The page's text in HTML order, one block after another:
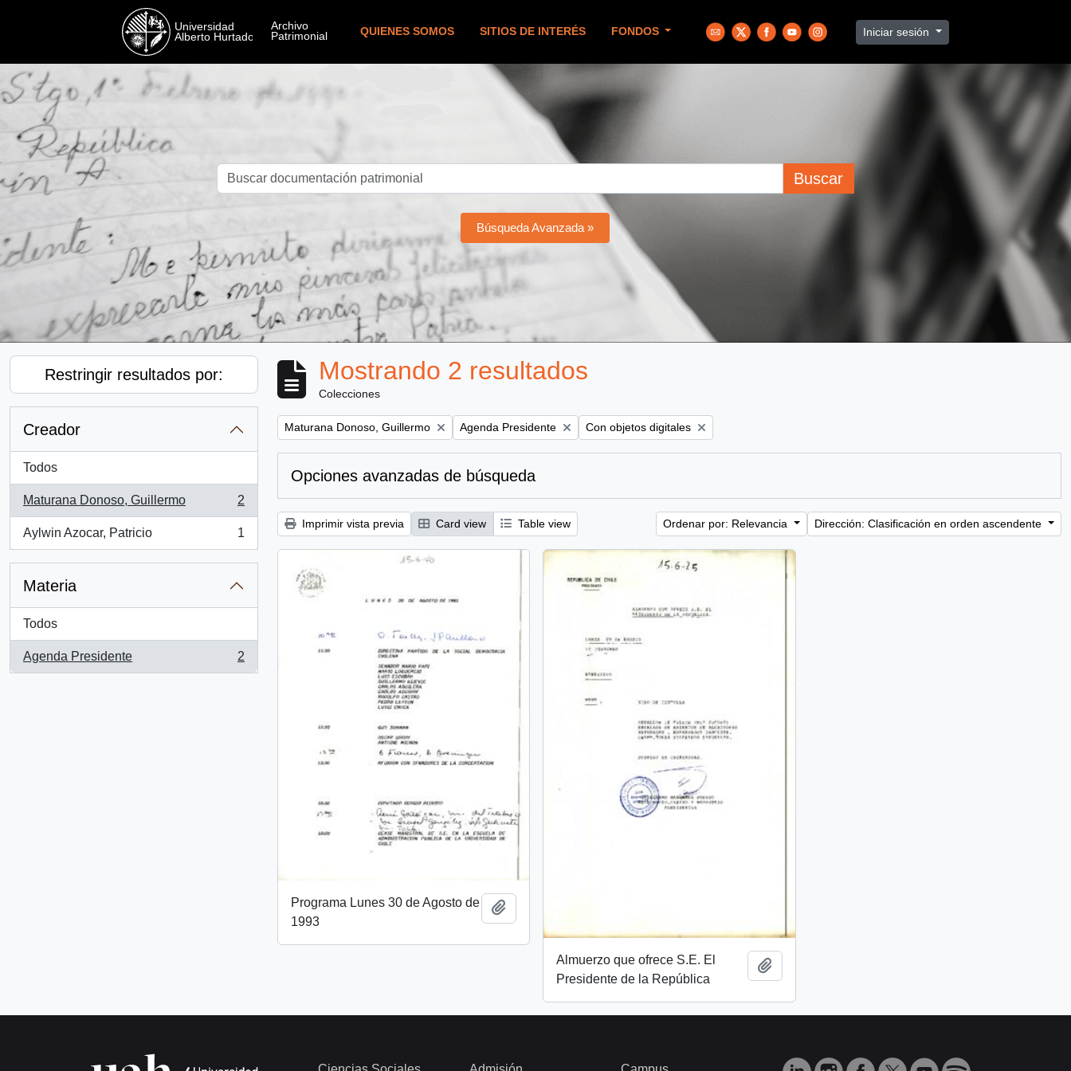
QUIENES SOMOS SITIOS DE INTERÉS FONDOS Iniciar sesión
Buscar
Búsqueda Avanzada »
Restringir resultados por:
Creador
Todos
Maturana Donoso, Guillermo
, 2 resultados
2
Aylwin Azocar, Patricio
, 1 resultados
1
Materia
Todos
Agenda Presidente
, 2 resultados
2
Mostrando 2 resultados
Colecciones
Remove filter:
Maturana Donoso, Guillermo Remove filter:
Agenda Presidente Remove filter:
Con objetos digitales
Opciones avanzadas de búsqueda
Imprimir vista previa Card view Table view Ordenar por: Relevancia Dirección: Clasificación en orden ascendente
Programa Lunes 30 de Agosto de
1993
Almuerzo que ofrece S.E. El
Presidente de la República
Añadir al portapapeles